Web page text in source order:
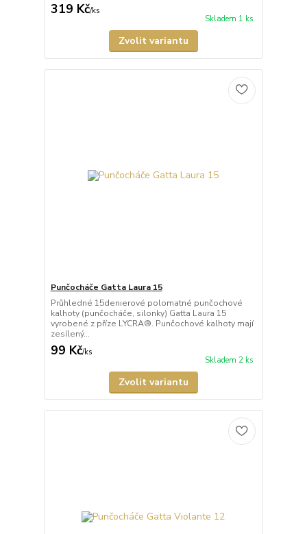
319 Kč/ks
Skladem 1 ks
Zvolit variantu
Punčocháče Gatta Laura 15
Průhledné 15denierové polomatné punčochové
kalhoty (punčocháče, silonky) Gatta Laura 15
vyrobené z příze LYCRA®. Punčochové kalhoty mají
zesílený...
99 Kč/ks
Skladem 2 ks
Zvolit variantu